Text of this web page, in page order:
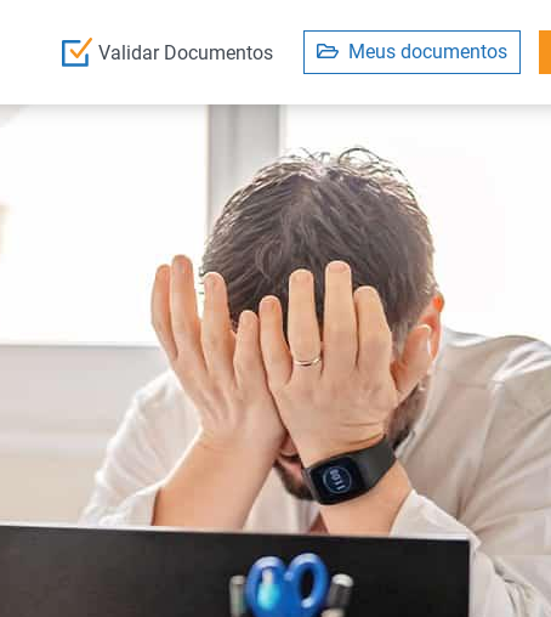
Meus documentos
Validar Documentos